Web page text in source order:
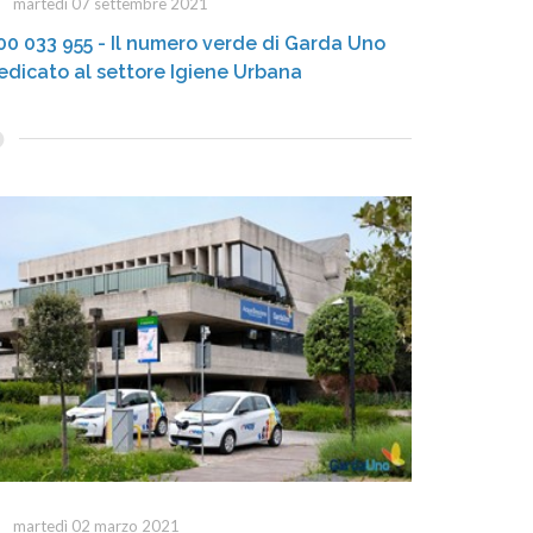
033 955 - Il numero verde di Garda Uno
al settore Igiene Urbana
martedì 02 marzo 2021